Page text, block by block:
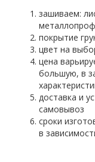
зашиваем:
покрытие
цвет на
цена
большую, в
доставка и
самовывоз
сроки
в